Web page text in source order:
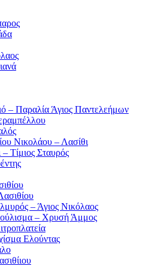
– Παραλία Άγιος Παντελεήμων
Νικολάου – Λασίθι
Τίμιος Σταυρός
– Άγιος Νικόλαος
– Χρυσή Άμμος
Ελούντας